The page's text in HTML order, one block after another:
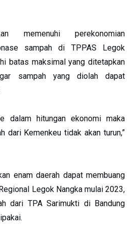
memenuhi perekonomian
sampah di TPPAS Legok
batas maksimal yang ditetapkan
sampah yang diolah dapat
dalam hitungan ekonomi maka
dari Kemenkeu tidak akan turun,”
enam daerah dapat membuang
Legok Nangka mulai 2023,
dari TPA Sarimukti di Bandung